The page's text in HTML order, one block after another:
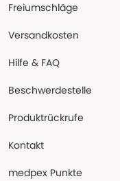
Freiumschläge
Versandkosten
Hilfe & FAQ
Beschwerdestelle
Produktrückrufe
Kontakt
medpex Punkte